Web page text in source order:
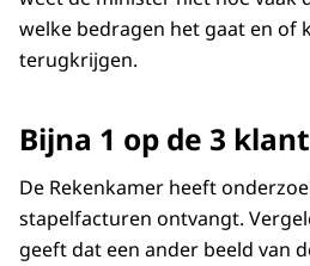
welke bedragen het gaat en of
terugkrijgen.
Bijna 1 op de 3
De Rekenkamer heeft
stapelfacturen ontvangt.
geeft dat een ander beeld van